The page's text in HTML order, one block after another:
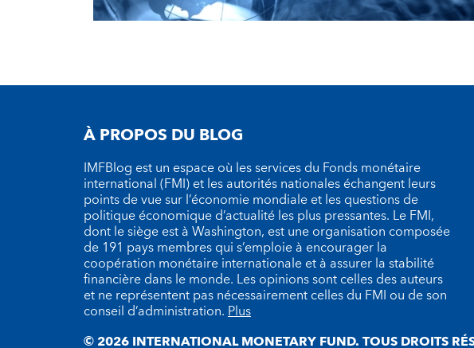
À PROPOS DU BLOG
IMFBlog est un espace où les services du Fonds monétaire
international (FMI) et les autorités nationales échangent leurs
points de vue sur l’économie mondiale et les questions de
politique économique d’actualité les plus pressantes. Le FMI,
dont le siège est à Washington, est une organisation composée
de 191 pays membres qui s’emploie à encourager la
coopération monétaire internationale et à assurer la stabilité
financière dans le monde. Les opinions sont celles des auteurs
et ne représentent pas nécessairement celles du FMI ou de son
conseil d’administration.Plus
© 2026 INTERNATIONAL MONETARY FUND. TOUS DROITS